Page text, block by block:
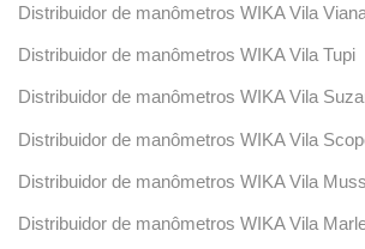
Distribuidor de manômetros WIKA Vila
Distribuidor de manômetros WIKA Vila Tupi
Distribuidor de manômetros WIKA Vila
Distribuidor de manômetros WIKA Vila
Distribuidor de manômetros WIKA Vila
Distribuidor de manômetros WIKA Vila